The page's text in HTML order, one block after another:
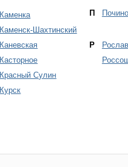
Каменка
Каменск-Шахтинский
Каневская
Касторное
Красный Сулин
Курск
П
Р